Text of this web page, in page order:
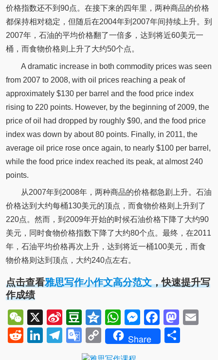
价格指数还不到90点。在接下来的四年里，两种商品的价格
都保持相对稳定，但随后在2004年到2007年间持续上升。到
2007年，石油的平均价格翻了一倍多，达到将近60美元一
桶，而食物价格则上升了大约50个点。
A dramatic increase in both commodity prices was seen
from 2007 to 2008, with oil prices reaching a peak of
approximately $130 per barrel and the food price index
rising to 220 points. However, by the beginning of 2009, the
price of oil had dropped by roughly $90, and the food price
index was down by about 80 points. Finally, in 2011, the
average oil price rose once again, to nearly $100 per barrel,
while the food price index reached its peak, at almost 240
points.
从2007年到2008年，两种商品的价格都急剧上升。石油
价格达到大约每桶130美元的顶点，而食物价格则上升到了
220点。然而，到2009年开始的时候石油价格下降了大约90
美元，同时食物价格指数下降了大约80个点。最终，在2011
年，石油平均价格再次上升，达到将近一桶100美元，而食
物价格则达到顶点，大约240点左右。
点击查看雅思写作小作文高分范文，快速提升写
作成绩
WeChat
X
Sina
Weibo
Douban
QzoneWhatsApp
Messenger
RedditLinkedIn
Telegram
Google
Translate
Copy
Link
Share